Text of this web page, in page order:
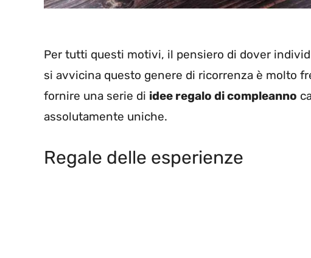
Per tutti questi motivi, il pensiero di dover
si avvicina questo genere di ricorrenza è molto
fornire una serie di idee regalo di compleanno
assolutamente uniche.
Regale delle esperienze